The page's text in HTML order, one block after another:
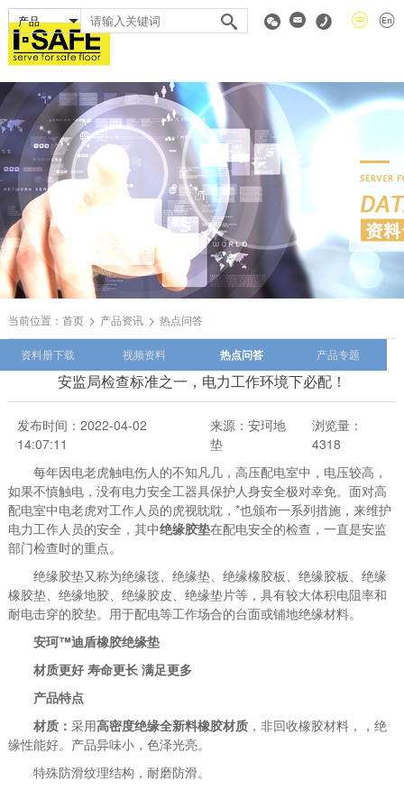
当前位置： 首页 产品资讯 热点问答
资料册下载 视频资料 热点问答 产品专题
安监局检查标准之一，电力工作环境下必配！
发布时间：2022-04-02
14:07:11
来源：安珂地
垫
浏览量：
4318
每年因电老虎触电伤人的不知凡几，高压配电室中，电压较高，
如果不慎触电，没有电力安全工器具保护人身安全极对幸免。面对高
配电室中电老虎对工作人员的虎视眈耽，*也颁布一系列措施，来维护
电力工作人员的安全，其中绝缘胶垫在配电安全的检查，一直是安监
部门检查时的重点。
绝缘胶垫又称为绝缘毯、绝缘垫、绝缘橡胶板、绝缘胶板、绝缘
橡胶垫、绝缘地胶、绝缘胶皮、绝缘垫片等，具有较大体积电阻率和
耐电击穿的胶垫。用于配电等工作场合的台面或铺地绝缘材料。
安珂™迪盾橡胶绝缘垫
材质更好 寿命更长 满足更多
产品特点
材质： 采用高密度绝缘全新料橡胶材质，非回收橡胶材料，，绝
缘性能好。产品异味小，色泽光亮。
特殊防滑纹理结构，耐磨防滑。